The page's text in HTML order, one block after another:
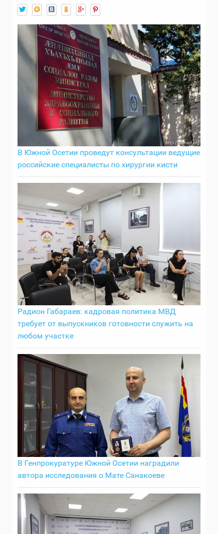
В Южной Осетии проведут консультации ведущие
российские специалисты по хирургии кисти
Радион Габараев: кадровая политика МВД
требует от выпускников готовности служить на
любом участке
В Генпрокуратуре Южной Осетии наградили
автора исследования о Мате Санакоеве